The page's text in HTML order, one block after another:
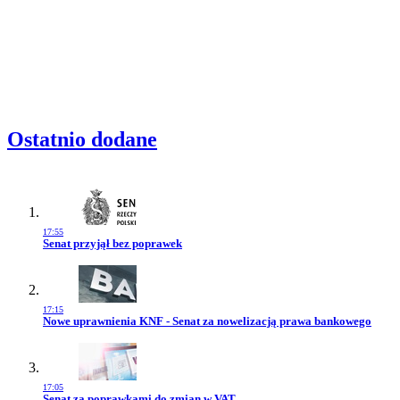
Ostatnio dodane
17:55
Przejdź do artykułu:
Senat przyjął bez poprawek
17:15
Przejdź do artykułu:
Nowe uprawnienia KNF - Senat za nowelizacją prawa bankowego
17:05